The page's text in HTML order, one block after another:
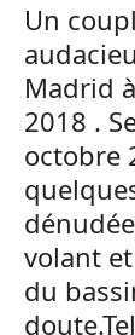
Un
Madrid
2018 .
octobre
volant
du